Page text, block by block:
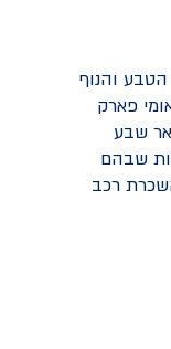
והנוף
פארק
שבע
שבהם
רכב